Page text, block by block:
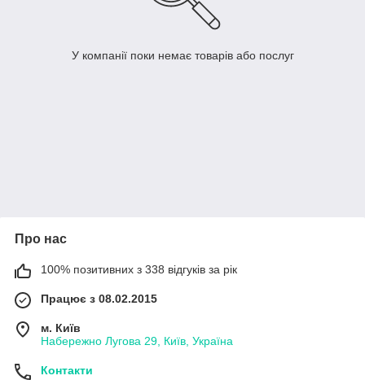
У компанії поки немає товарів або послуг
Про нас
100% позитивних з 338 відгуків за рік
Працює з 08.02.2015
м. Київ
Набережно Лугова 29, Київ, Україна
Контакти